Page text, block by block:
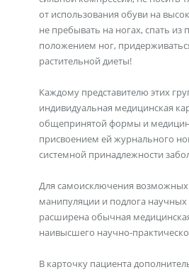
от использования обуви на
не пребывать на ногах, спать из
положением ног,
растительной диеты!
Каждому представителю этих
индивидуальная медицинская
общепринятой формы и
присвоением ей журнального
системной принадлежности
Для самоисключения возможных
манипуляции и подлога
расширена обычная
наивысшего научно-
В карточку пациента